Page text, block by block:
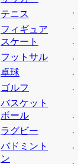
テニス
フィギュア
スケート
フットサル
卓球
ゴルフ
バスケット
ボール
ラグビー
バドミント
ン